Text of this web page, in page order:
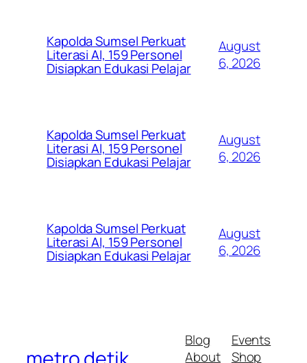
Kapolda Sumsel Perkuat
Literasi AI, 159 Personel
Disiapkan Edukasi Pelajar
August
6, 2026
Kapolda Sumsel Perkuat
Literasi AI, 159 Personel
Disiapkan Edukasi Pelajar
August
6, 2026
Kapolda Sumsel Perkuat
Literasi AI, 159 Personel
Disiapkan Edukasi Pelajar
August
6, 2026
Blog
About
Events
Shop